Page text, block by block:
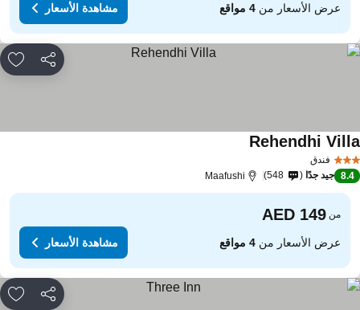
عرض الأسعار من4 مواقع مشاهدة الأسعار
مشاركة
فندق
Rehendhi
8.4 جيد جدًا 548
Maafushi
من
عرض الأسعار من4 مواقع مشاهدة الأسعار
مشاركة